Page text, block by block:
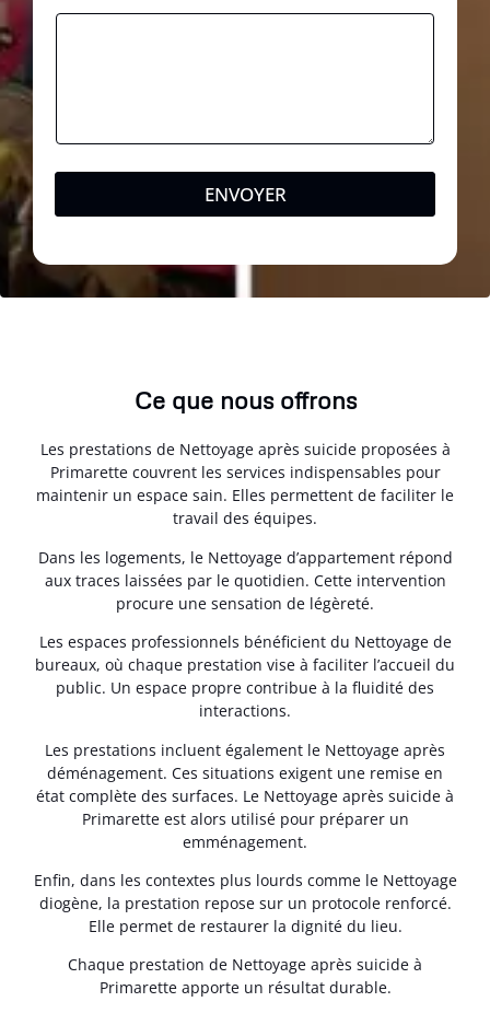
ENVOYER
Ce que nous offrons
Les prestations de Nettoyage après suicide proposées à
Primarette couvrent les services indispensables pour
maintenir un espace sain. Elles permettent de faciliter le
travail des équipes.
Dans les logements, le Nettoyage d’appartement répond
aux traces laissées par le quotidien. Cette intervention
procure une sensation de légèreté.
Les espaces professionnels bénéficient du Nettoyage de
bureaux, où chaque prestation vise à faciliter l’accueil du
public. Un espace propre contribue à la fluidité des
interactions.
Les prestations incluent également le Nettoyage après
déménagement. Ces situations exigent une remise en
état complète des surfaces. Le Nettoyage après suicide à
Primarette est alors utilisé pour préparer un
emménagement.
Enfin, dans les contextes plus lourds comme le Nettoyage
diogène, la prestation repose sur un protocole renforcé.
Elle permet de restaurer la dignité du lieu.
Chaque prestation de Nettoyage après suicide à
Primarette apporte un résultat durable.